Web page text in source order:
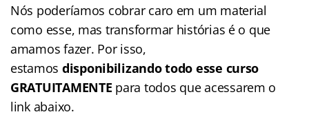
Nós poderíamos cobrar caro em um material
como esse, mas transformar histórias é o que
amamos fazer. Por isso,
estamos disponibilizando todo esse curso
GRATUITAMENTE para todos que acessarem o
link abaixo.